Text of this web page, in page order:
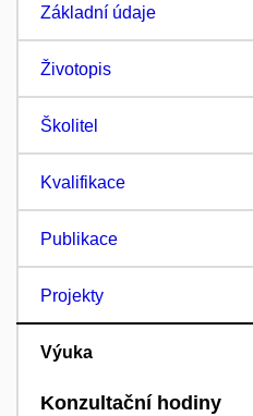
Základní údaje
Životopis
Školitel
Kvalifikace
Publikace
Projekty
Výuka
Konzultační hodiny